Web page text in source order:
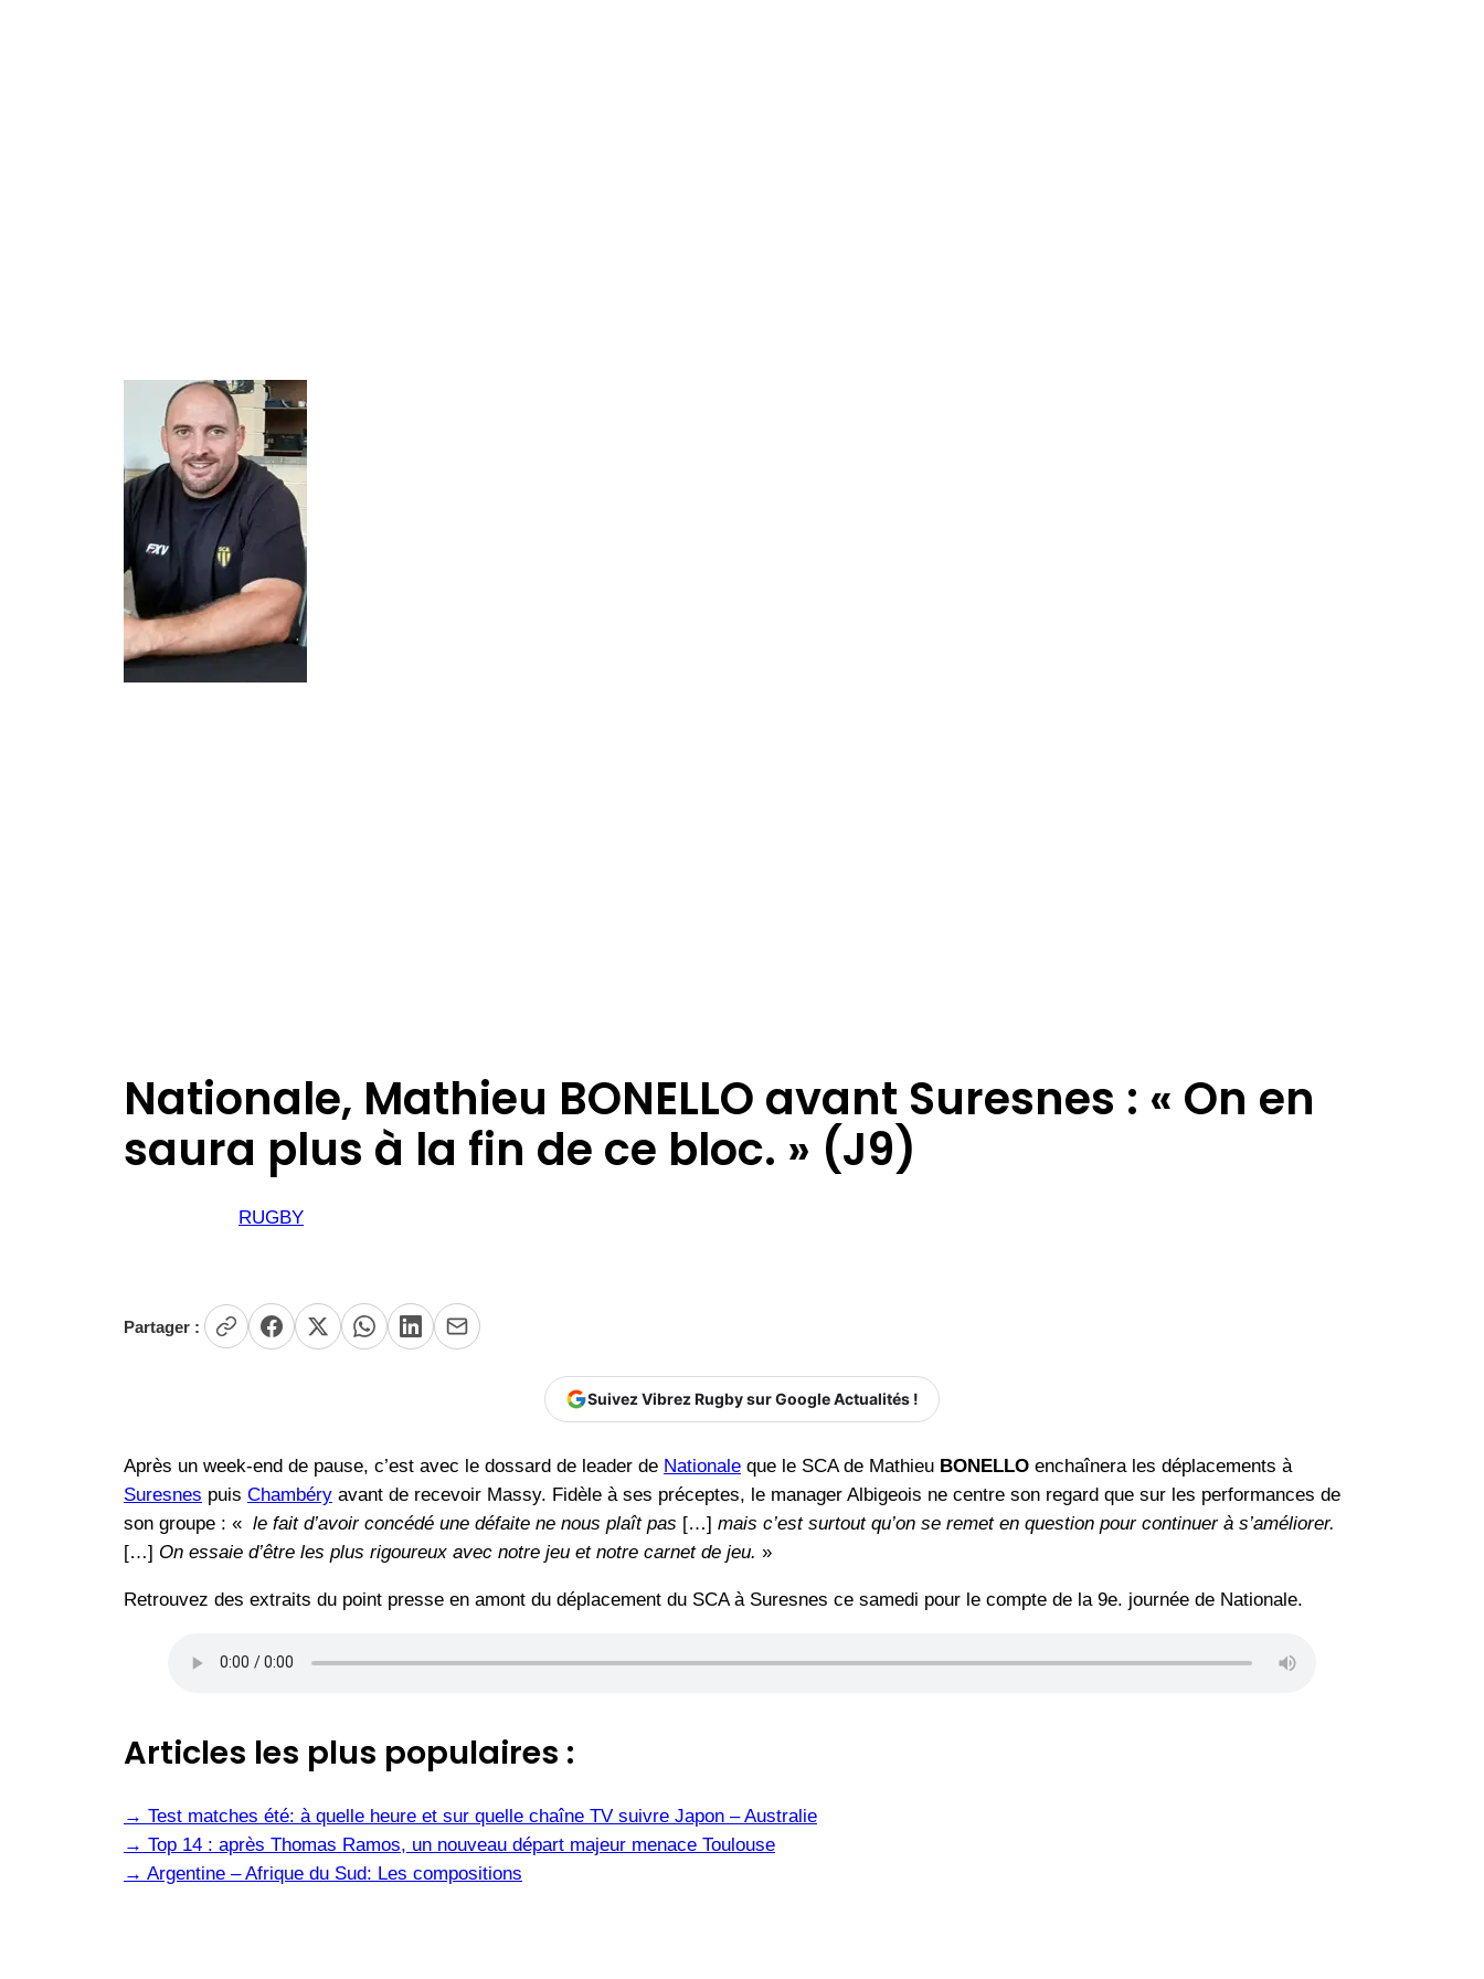
Nationale, Mathieu BONELLO avant Suresnes : « On en
saura plus à la fin de ce bloc. » (J9)
RUGBY
Partager :
Suivez Vibrez Rugby sur Google Actualités !
Après un week-end de pause, c’est avec le dossard de leader de Nationale que le SCA de Mathieu BONELLO enchaînera les déplacements à
Suresnes puis Chambéry avant de recevoir Massy. Fidèle à ses préceptes, le manager Albigeois ne centre son regard que sur les performances de
son groupe : « le fait d’avoir concédé une défaite ne nous plaît pas […] mais c’est surtout qu’on se remet en question pour continuer à s’améliorer.
[…] On essaie d’être les plus rigoureux avec notre jeu et notre carnet de jeu. »
Retrouvez des extraits du point presse en amont du déplacement du SCA à Suresnes ce samedi pour le compte de la 9e. journée de Nationale.
Articles les plus populaires :
→ Test matches été: à quelle heure et sur quelle chaîne TV suivre Japon – Australie
→ Top 14 : après Thomas Ramos, un nouveau départ majeur menace Toulouse
→ Argentine – Afrique du Sud: Les compositions